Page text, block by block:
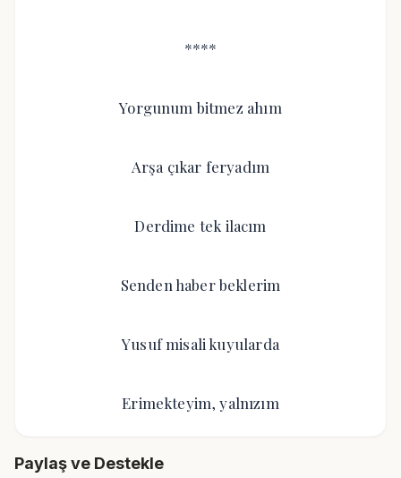
****
Yorgunum bitmez ahım
Arşa çıkar feryadım
Derdime tek ilacım
Senden haber beklerim
Yusuf misali kuyularda
Erimekteyim, yalnızım
Paylaş ve Destekle